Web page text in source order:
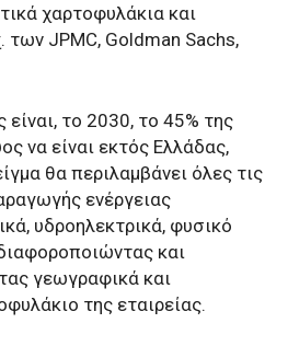
χαρτοφυλάκια και
των JPMC, Goldman Sachs,
είναι, το 2030, το 45% της
να είναι εκτός Ελλάδας,
θα περιλαμβάνει όλες τις
ενέργειας
υδροηλεκτρικά, φυσικό
και
γεωγραφικά και
της εταιρείας.